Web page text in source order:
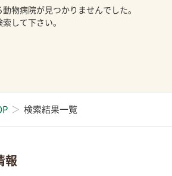
物病院が見つかりませんでした。
して下さい。
検索結果一覧
報